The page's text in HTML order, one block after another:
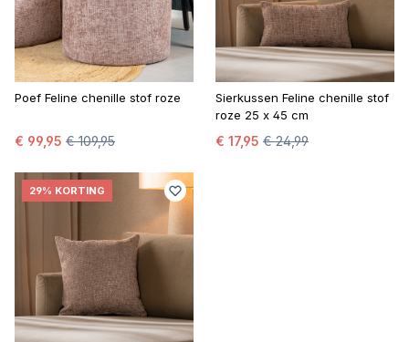
Poef Feline chenille stof roze
€ 99,95 € 109,95
Sierkussen Feline chenille stof
roze 25 x 45 cm
€ 17,95 € 24,99
29% KORTING